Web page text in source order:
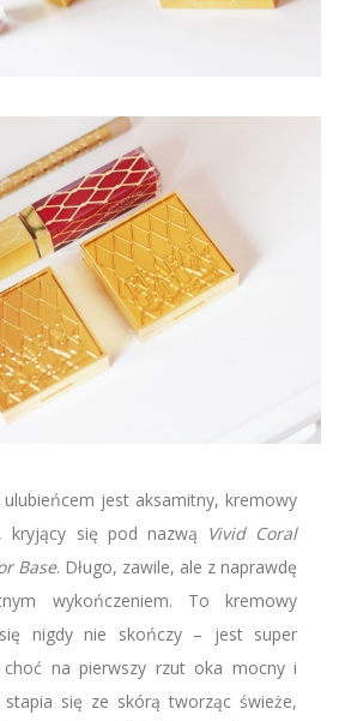
jest aksamitny, kremowy
kryjący się pod nazwą Vivid Coral
Base. Długo, zawile, ale z naprawdę
wykończeniem. To kremowy
nigdy nie skończy – jest super
na pierwszy rzut oka mocny i
się ze skórą tworząc świeże,